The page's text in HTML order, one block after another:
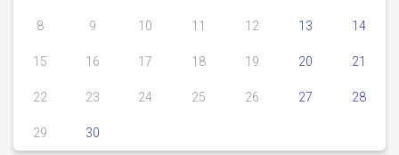
8 9 10 11 12 13 14
15 16 17 18 19 20 21
22 23 24 25 26 27 28
29 30